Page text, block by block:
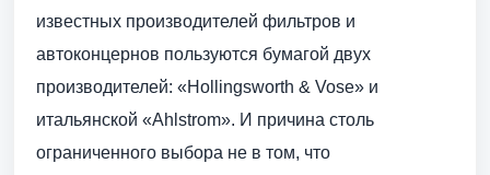
известных производителей фильтров и
автоконцернов пользуются бумагой двух
производителей: «Hollingsworth & Vose» и
итальянской «Ahlstrom». И причина столь
ограниченного выбора не в том, что